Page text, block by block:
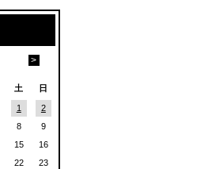
>
土 日
1
2
8
9
15
16
22
23